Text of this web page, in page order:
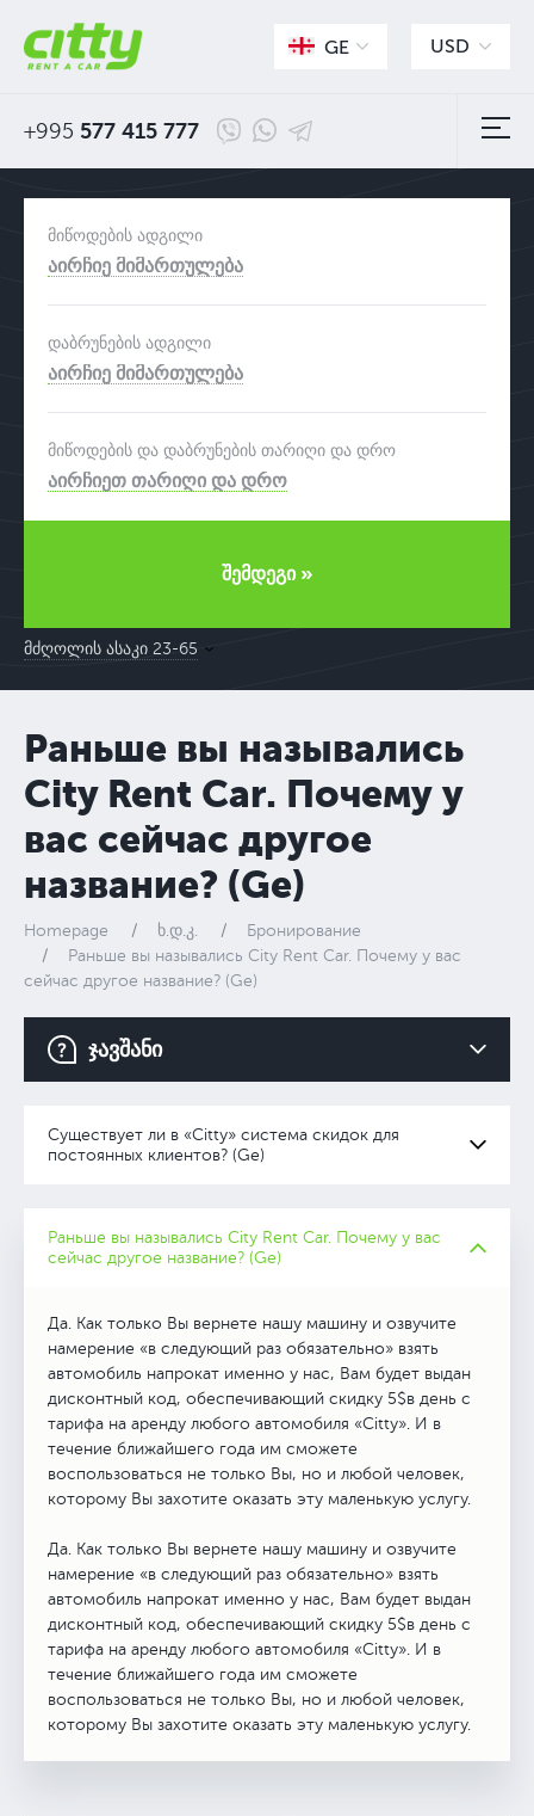
GE USD
+995 577 415 777
მიწოდების ადგილი
აირჩიე მიმართულება
დაბრუნების ადგილი
აირჩიე მიმართულება
მიწოდების და დაბრუნების თარიღი და დრო
აირჩიეთ თარიღი და დრო
მძღოლის ასაკი 23-65
შემდეგი »
Раньше вы назывались
City Rent Car. Почему у
вас сейчас другое
название? (Ge)
Homepage ხ.დ.კ.
Бронирование
Раньше вы назывались City Rent Car. Почему у вас
сейчас другое название? (Ge)
ჯავშანი
Существует ли в «Citty» система скидок для
постоянных клиентов? (Ge)
Раньше вы назывались City Rent Car. Почему у вас
сейчас другое название? (Ge)
Да. Как только Вы вернете нашу машину и озвучите
намерение «в следующий раз обязательно» взять
автомобиль напрокат именно у нас, Вам будет выдан
дисконтный код, обеспечивающий скидку 5$в день с
тарифа на аренду любого автомобиля «Citty». И в
течение ближайшего года им сможете
воспользоваться не только Вы, но и любой человек,
которому Вы захотите оказать эту маленькую услугу.
Да. Как только Вы вернете нашу машину и озвучите
намерение «в следующий раз обязательно» взять
автомобиль напрокат именно у нас, Вам будет выдан
дисконтный код, обеспечивающий скидку 5$в день с
тарифа на аренду любого автомобиля «Citty». И в
течение ближайшего года им сможете
воспользоваться не только Вы, но и любой человек,
которому Вы захотите оказать эту маленькую услугу.